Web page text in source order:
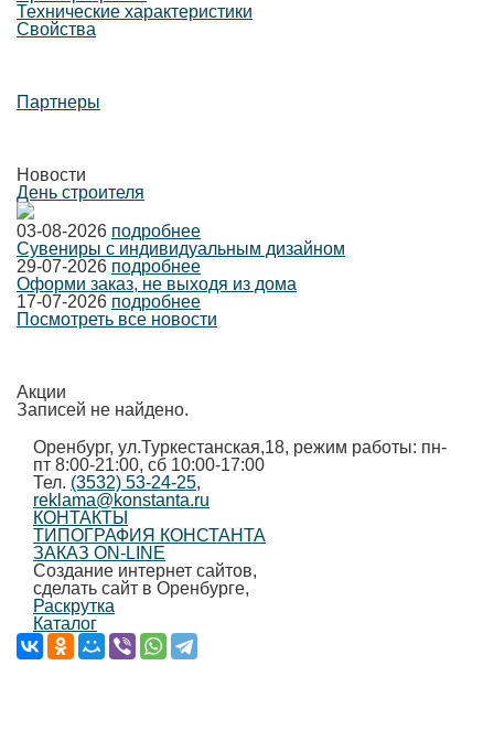
Технические характеристики
Свойства
Партнеры
Новости
День строителя
03-08-2026 подробнее
Сувениры с индивидуальным дизайном
29-07-2026 подробнее
Оформи заказ, не выходя из дома
17-07-2026 подробнее
Посмотреть все новости
Акции
Записей не найдено.
Оренбург, ул.Туркестанская,18, режим работы: пн-
пт 8:00-21:00, сб 10:00-17:00
Тел. (3532) 53-24-25,
reklama@konstanta.ru
КОНТАКТЫ
ТИПОГРАФИЯ КОНСТАНТА
ЗАКАЗ ON-LINE
Создание интернет сайтов,
сделать сайт в Оренбурге,
Раскрутка
Каталог